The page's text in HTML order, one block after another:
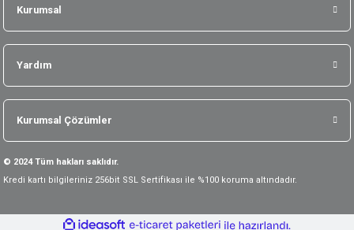
Kurumsal
Yardım
Kurumsal Çözümler
© 2024 Tüm hakları saklıdır.
Kredi kartı bilgileriniz 256bit SSL Sertifikası ile %100 koruma altındadır.
ideasoft e-